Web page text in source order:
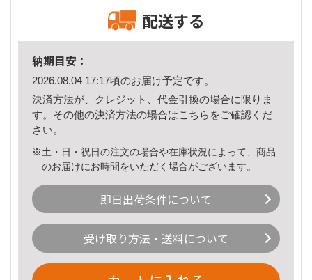
配送する
納期目安：
2026.08.04 17:17頃のお届け予定です。
決済方法が、クレジット、代金引換の場合に限りま
す。その他の決済方法の場合はこちら をご確認くだ
さい。
※土・日・祝日の注文の場合や在庫状況によって、商品
のお届けにお時間をいただく場合がございます。
即日出荷条件について
受け取り方法・送料について